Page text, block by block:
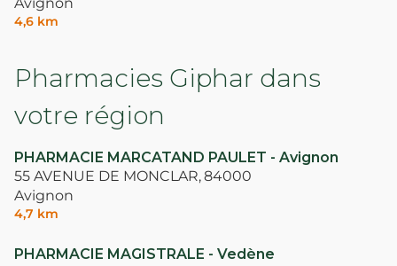
4,6 km
Pharmacies Giphar dans
votre région
PHARMACIE MARCATAND PAULET - Avignon
55 AVENUE DE MONCLAR,84000
Avignon
4,7 km
PHARMACIE MAGISTRALE - Vedène